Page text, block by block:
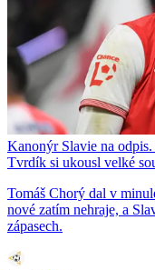
Kanonýr Slavie na
Tvrdík si ukousl velké
Tomáš Chorý dal v
nové zatím nehraje, a
zápasech.